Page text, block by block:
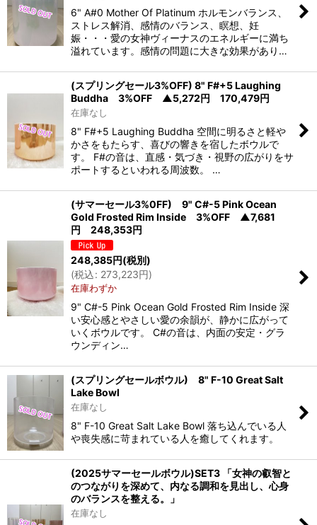
6" A#0 Mother Of Platinum ホルモンバランス、
ストレス解消、感情のバランス、瞑想、妊
娠・・・愛の女神ヴィーナスのエネルギーに満ち
溢れています。感情の問題に大きな効果があり…
(スプリングセール3%OFF) 8" F#+5 Laughing
Buddha 3%OFF ▲5,272円 170,479円
在庫なし
8" F#+5 Laughing Buddha 空間に明るさと軽や
かさをもたらす、喜びの響きを宿したボウルで
す。 F#の音は、直感・気づき・視野の広がりをサ
ポートするといわれる周波数。 …
(サマーセール3%0FF) 9" C#-5 Pink Ocean
Gold Frosted Rim Inside 3%OFF ▲7,681
円 248,353円
248,385円(税別)
(税込: 273,223円)
在庫わずか
9" C#-5 Pink Ocean Gold Frosted Rim Inside 深
い安心感とやさしい愛の余韻が、静かに広がって
いくボウルです。 C#の音は、内面の安定・グラ
ウンディン…
(スプリングセールボウル) 8" F-10 Great Salt
Lake Bowl
在庫なし
8" F-10 Great Salt Lake Bowl 落ち込んでいる人
や喪失感に苛まれている人を癒してくれます。
(2025サマーセールボウル)SET3 「女神の叡智と
のつながりを深めて、内なる調和を見出し、心身
のバランスを整える。」
在庫なし